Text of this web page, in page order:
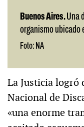
Buenos Aires.Una
organismo ubicado
Foto: NA
La Justicia logró
Nacional de
«una enorme